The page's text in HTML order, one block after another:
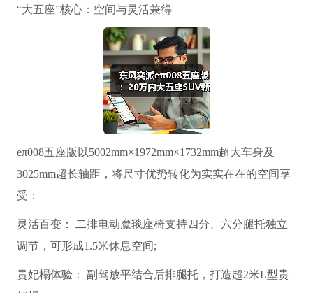
“大五座”核心：空间与灵活兼得
eπ008五座版以5002mm×1972mm×1732mm超大车身及
3025mm超长轴距，将尺寸优势转化为实实在在的空间享
受：
灵活百变： 二排电动魔毯座椅支持四分、六分腿托独立
调节，可形成1.5米休息空间;
贵妃榻体验： 副驾放平结合后排腿托，打造超2米L型贵